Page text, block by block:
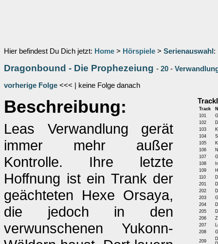
Hier befindest Du Dich jetzt: Home > Hörspiele > Serienauswahl :
Dragonbound - Die Prophezeiung - 20 -
vorherige Folge <<< | keine Folge danach
Beschreibung:
Leas Verwandlung gerät
immer mehr außer
Kontrolle. Ihre letzte
Hoffnung ist ein Trank der
geächteten Hexe Orsaya,
die jedoch in den
verwunschenen Yukonn-
Track
101
102
103
104
105
106
107
108
109
110
201
202
203
204
205
206
207
208
209